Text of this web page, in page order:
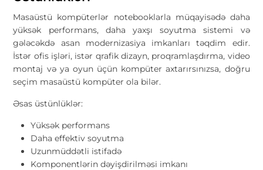
Masaüstü kompüterlər notebooklarla müqayisədə daha
yüksək performans, daha yaxşı soyutma sistemi və
gələcəkdə asan modernizasiya imkanları təqdim edir.
İstər ofis işləri, istər qrafik dizayn, proqramlaşdırma, video
montaj və ya oyun üçün kompüter axtarırsınızsa, doğru
seçim masaüstü kompüter ola bilər.
Əsas üstünlüklər:
Yüksək performans
Daha effektiv soyutma
Uzunmüddətli istifadə
Komponentlərin dəyişdirilməsi imkanı